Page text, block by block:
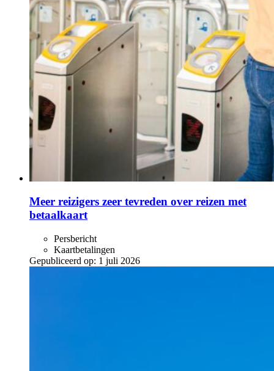
Meer reizigers zeer tevreden over reizen met
betaalkaart
Persbericht
Kaartbetalingen
Gepubliceerd op: 1 juli 2026